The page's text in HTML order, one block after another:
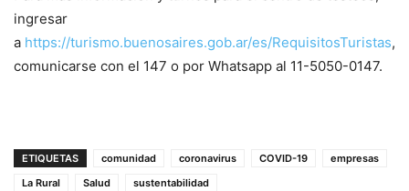
ingresar
a https://turismo.buenosaires.gob.ar/es/RequisitosTuristas,
comunicarse con el 147 o por Whatsapp al 11-5050-0147.
ETIQUETAS comunidad coronavirus COVID-19
empresas
La Rural
Salud sustentabilidad